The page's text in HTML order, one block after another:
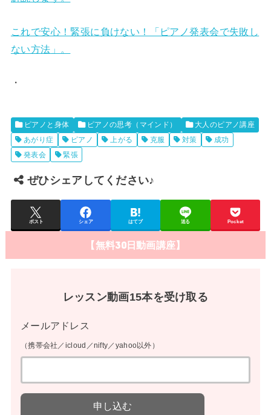
これで安心！緊張に負けない！「ピアノ発表会で失敗し
ない方法」。
・
ピアノと身体 ピアノの思考（マインド）
大人のピアノ講座
あがり症
ピアノ 上がる 克服 対策
成功
発表会
緊張
ぜひシェアしてください♪
ポスト シェア はてブ 送る Pocket
【無料30日動画講座】
レッスン動画15本を受け取る
メールアドレス
（携帯会社／icloud／nifty／yahoo以外）